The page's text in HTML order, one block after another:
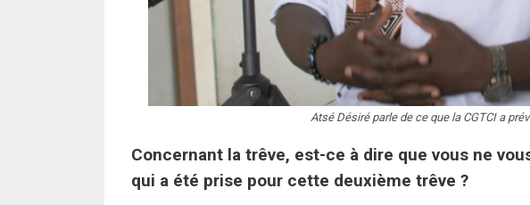
Atsé Désiré parle de ce que la CGTCI a
Concernant la trêve, est-ce à dire que vous ne
qui a été prise pour cette deuxième trêve ?